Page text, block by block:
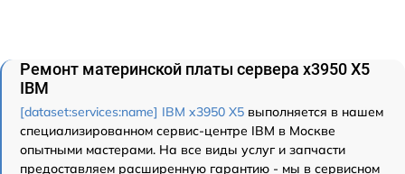
Ремонт материнской платы сервера x3950 X5
IBM
[dataset:services:name] IBM x3950 X5 выполняется в нашем
специализированном сервис-центре IBM в Москве
опытными мастерами. На все виды услуг и запчасти
предоставляем расширенную гарантию - мы в сервисном